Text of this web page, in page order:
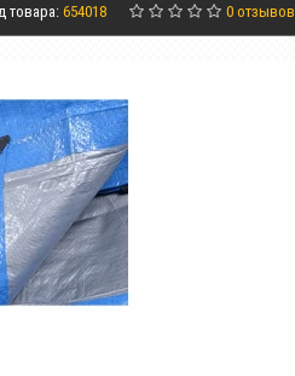
товара: 654018 0 отзывов